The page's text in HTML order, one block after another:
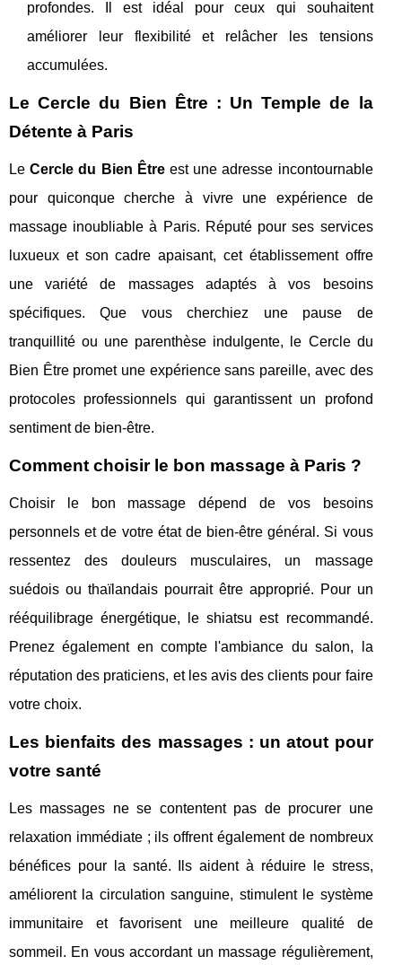
profondes. Il est idéal pour ceux qui souhaitent
améliorer leur flexibilité et relâcher les tensions
accumulées.
Le Cercle du Bien Être : Un Temple de la
Détente à Paris
LeCercle du Bien Êtreest une adresse incontournable
pour quiconque cherche à vivre une expérience de
massage inoubliable à Paris. Réputé pour ses services
luxueux et son cadre apaisant, cet établissement offre
une variété de massages adaptés à vos besoins
spécifiques. Que vous cherchiez une pause de
tranquillité ou une parenthèse indulgente, le Cercle du
Bien Être promet une expérience sans pareille, avec des
protocoles professionnels qui garantissent un profond
sentiment de bien-être.
Comment choisir le bon massage à Paris ?
Choisir le bon massage dépend de vos besoins
personnels et de votre état de bien-être général. Si vous
ressentez des douleurs musculaires, un massage
suédois ou thaïlandais pourrait être approprié. Pour un
rééquilibrage énergétique, le shiatsu est recommandé.
Prenez également en compte l'ambiance du salon, la
réputation des praticiens, et les avis des clients pour faire
votre choix.
Les bienfaits des massages : un atout pour
votre santé
Les massages ne se contentent pas de procurer une
relaxation immédiate ; ils offrent également de nombreux
bénéfices pour la santé. Ils aident à réduire le stress,
améliorent la circulation sanguine, stimulent le système
immunitaire et favorisent une meilleure qualité de
sommeil. En vous accordant un massage régulièrement,